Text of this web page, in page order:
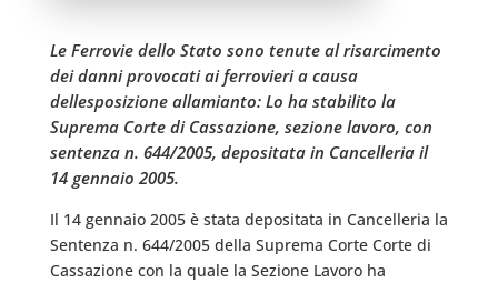
Le Ferrovie dello Stato sono tenute al risarcimento
dei danni provocati ai ferrovieri a causa
dellesposizione allamianto: Lo ha stabilito la
Suprema Corte di Cassazione, sezione lavoro, con
sentenza n. 644/2005, depositata in Cancelleria il
14 gennaio 2005.
Il 14 gennaio 2005 è stata depositata in Cancelleria la
Sentenza n. 644/2005 della Suprema Corte Corte di
Cassazione con la quale la Sezione Lavoro ha